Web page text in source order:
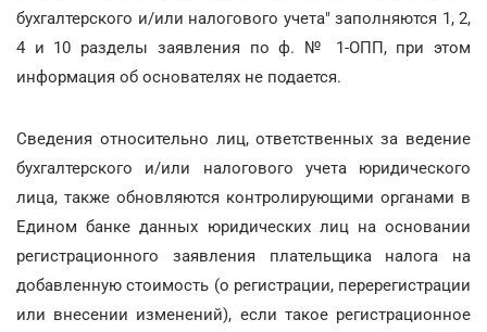
бухгалтерского и/или налогового учета" заполняются 1, 2,
4 и 10 разделы заявления по ф. № 1-ОПП, при этом
информация об основателях не подается.
Сведения относительно лиц, ответственных за ведение
бухгалтерского и/или налогового учета юридического
лица, также обновляются контролирующими органами в
Едином банке данных юридических лиц на основании
регистрационного заявления плательщика налога на
добавленную стоимость (о регистрации, перерегистрации
или внесении изменений), если такое регистрационное